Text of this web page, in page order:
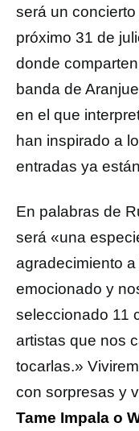
será un concierto
próximo 31 de
donde
banda de
en el que
han inspirado a
entradas ya
En palabras de
será «una
agradecimiento
emocionado y
seleccionado 11
artistas que nos
tocarlas.»
con sorpresas y
Tame Impala o